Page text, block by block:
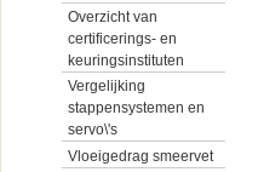
Overzicht van
certificerings- en
keuringsinstituten
Vergelijking
stappensystemen en
servo\'s
Vloeigedrag smeervet